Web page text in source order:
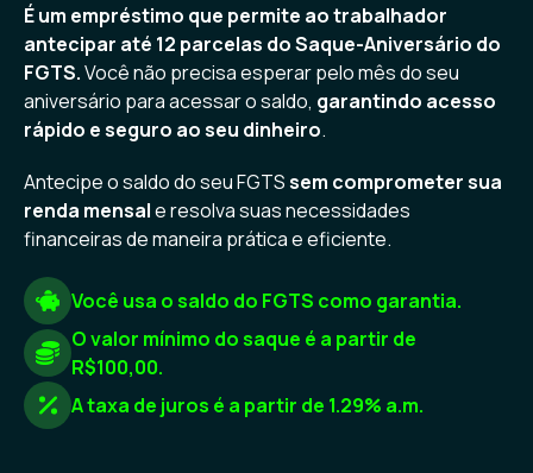
É um empréstimo que permite ao trabalhador
antecipar até 12 parcelas do Saque-Aniversário do
FGTS.Você não precisa esperar pelo mês do seu
aniversário para acessar o saldo, garantindo acesso
rápido e seguro ao seu dinheiro.
Antecipe o saldo do seu FGTSsem comprometer sua
renda mensale resolva suas necessidades
financeiras de maneira prática e eficiente.
Você usa o saldo do FGTS como garantia.
O valor mínimo do saque é a partir de
R$100,00.
A taxa de juros é a partir de 1.29% a.m.